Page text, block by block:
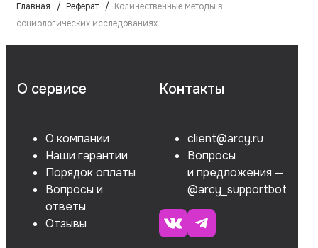
Главная Реферат
Количественные методы в
социологических исследованиях
О сервисе
О компании
Наши гарантии
Порядок оплаты
Вопросы и
ответы
Отзывы
Контакты
client@arcy.ru
Вопросы
и предложения —
@arcy_supportbot